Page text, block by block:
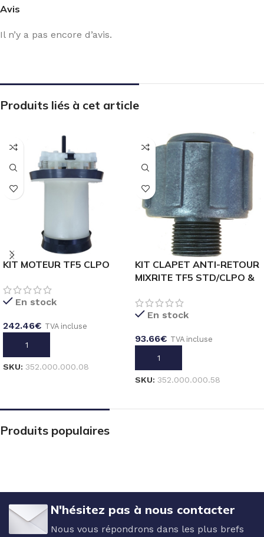
Avis
Il n’y a pas encore d’avis.
Produits liés à cet article
KIT MOTEUR TF5 CLPO
En stock
242.46€ TVA incluse
AJOUTER AU PANIER
SKU: 352.000.000.08
KIT CLAPET ANTI-RETOUR
MIXRITE TF5 STD/CLPO &
En stock
93.66€ TVA incluse
AJOUTER AU PANIER
SKU: 352.000.000.58
Produits populaires
N'hésitez pas à nous contacter
Nous vous répondrons dans les plus brefs